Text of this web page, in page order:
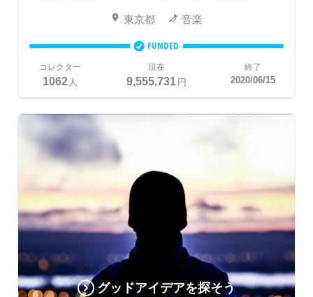
東京都 音楽
FUNDED
コレクター
1062 人
現在
9,555,731円
終了
2020/06/15
グッドアイデアを探そう